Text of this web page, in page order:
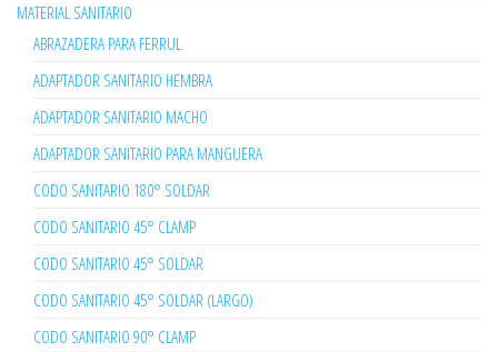
MATERIAL SANITARIO
ABRAZADERA PARA FERRUL
ADAPTADOR SANITARIO HEMBRA
ADAPTADOR SANITARIO MACHO
ADAPTADOR SANITARIO PARA MANGUERA
CODO SANITARIO 180° SOLDAR
CODO SANITARIO 45° CLAMP
CODO SANITARIO 45° SOLDAR
CODO SANITARIO 45° SOLDAR (LARGO)
CODO SANITARIO 90° CLAMP